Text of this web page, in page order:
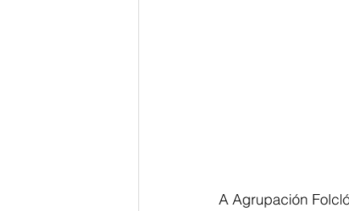
A Agrupación